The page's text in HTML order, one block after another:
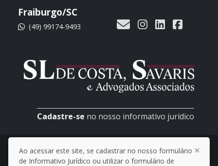
Fraiburgo/SC
(49) 99174-9493
Cadastre-se no nosso informativo jurídico
© 2026 SL de Costa, Savaris e Advogados
Associados
Ao acessar este site, se cadastrar no nosso formulário
de Informativo Jurídico ou utilizar o formulário de